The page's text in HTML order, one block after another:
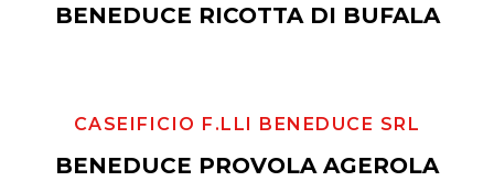
BENEDUCE RICOTTA DI BUFALA
CASEIFICIO F.LLI BENEDUCE SRL
BENEDUCE PROVOLA AGEROLA